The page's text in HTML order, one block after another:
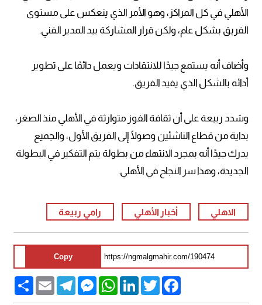
الأهلي في كل المراكز، وهو الأمر الذي ينعكس على مستوى
الفريق بشكل عام، ولكن قرار المشاركة بيد المدير الفني.
وأضاف أنه يستمع جيدًا للانتقادات ويعمل دائمًا على تطوير
أدائه بالشكل الذي يفيد الفريق.
وشدد ربيعة على أن ثقافة الفوز متوارثة في الأهلي منذ الصغر،
بداية من قطاع الناشئين وصولًا إلى الفريق الأول، والجميع
يدرك جيدًا أنه بمجرد الانتهاء من بطولة يتم التفكير في البطولة
الجديدة، وهذا سر النجاح في الأهلي.
الاهلي أخبار الأهلي رامي ربيعة
Copy
Share Email
TelegramMessengerWhatsAppLinkedInTwitter
Facebook